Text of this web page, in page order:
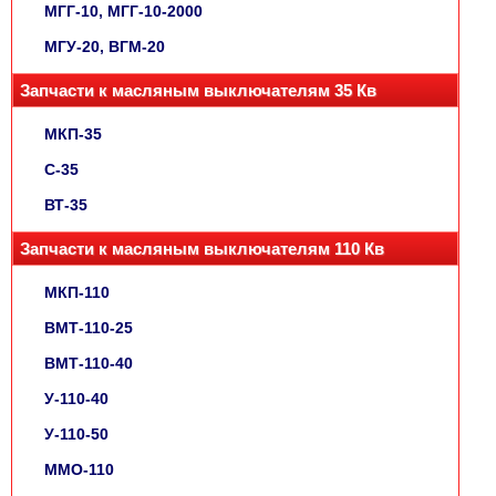
МГГ-10, МГГ-10-2000
МГУ-20, ВГМ-20
Запчасти к масляным выключателям 35 Кв
МКП-35
С-35
ВТ-35
Запчасти к масляным выключателям 110 Кв
МКП-110
ВМТ-110-25
ВМТ-110-40
У-110-40
У-110-50
ММО-110